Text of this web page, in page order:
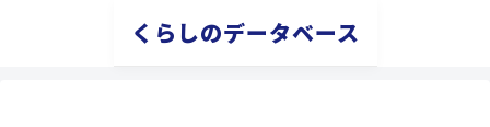
くらしのデータベース